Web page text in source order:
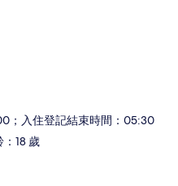
；入住登記結束時間：05:30
18 歲